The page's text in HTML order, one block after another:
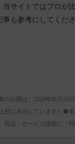
当サイトではプロが
事も参考にしてくださ
の公開は、2026年06月24
部に表示しています）◆
商品・サービス情報に「